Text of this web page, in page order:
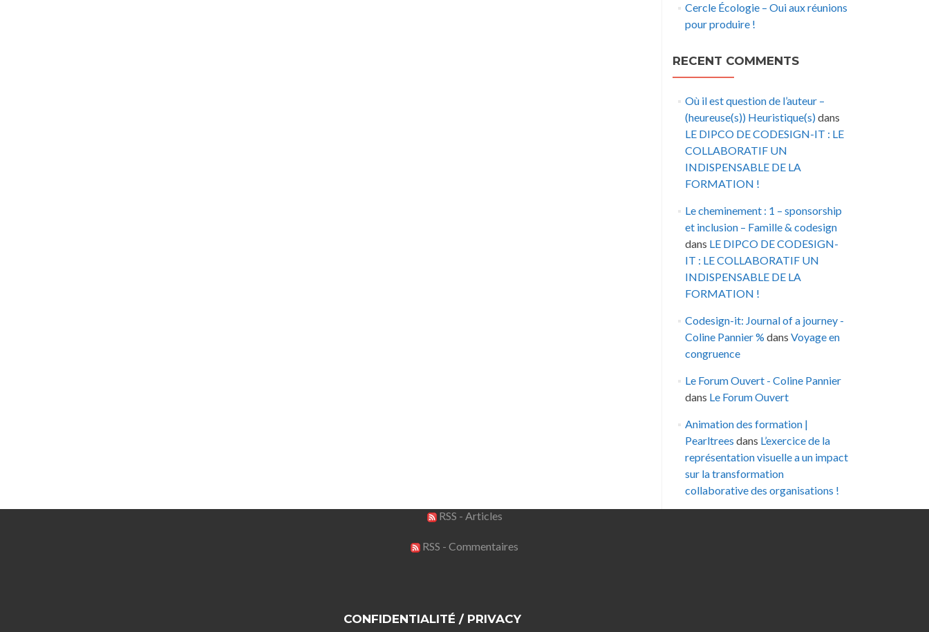
Cercle Écologie – Oui aux réunions
pour produire !
RECENT COMMENTS
Où il est question de l’auteur –
(heureuse(s)) Heuristique(s)dans
LE DIPCO DE CODESIGN-IT : LE
COLLABORATIF UN
INDISPENSABLE DE LA
FORMATION !
Le cheminement : 1 – sponsorship
et inclusion – Famille & codesign
dans LE DIPCO DE CODESIGN-
IT : LE COLLABORATIF UN
INDISPENSABLE DE LA
FORMATION !
Codesign-it: Journal of a journey -
Coline Pannier % dans Voyage en
congruence
Le Forum Ouvert - Coline Pannier
dans Le Forum Ouvert
Animation des formation |
Pearltrees dans L’exercice de la
représentation visuelle a un impact
sur la transformation
collaborative des organisations !
RSS - Articles
RSS - Commentaires
CONFIDENTIALITÉ / PRIVACY